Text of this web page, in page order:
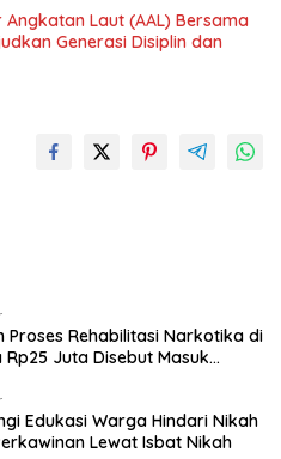
Laut (AAL) Bersama
Generasi Disiplin dan
Proses Rehabilitasi Narkotika di
Juta Disebut Masuk
Edukasi Warga Hindari Nikah
Lewat Isbat Nikah